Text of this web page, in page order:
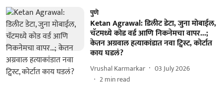
पुणे
Ketan Agrawal: डिलीट डेटा, जुना मोबाईल,
चॅटमध्ये कोड वर्ड आणि निकनेमचा वापर...;
केतन अग्रवाल हत्याकांडात नवा ट्विस्ट, कोर्टात
काय घडलं?
Vrushal Karmarkar
03 July 2026
2min read